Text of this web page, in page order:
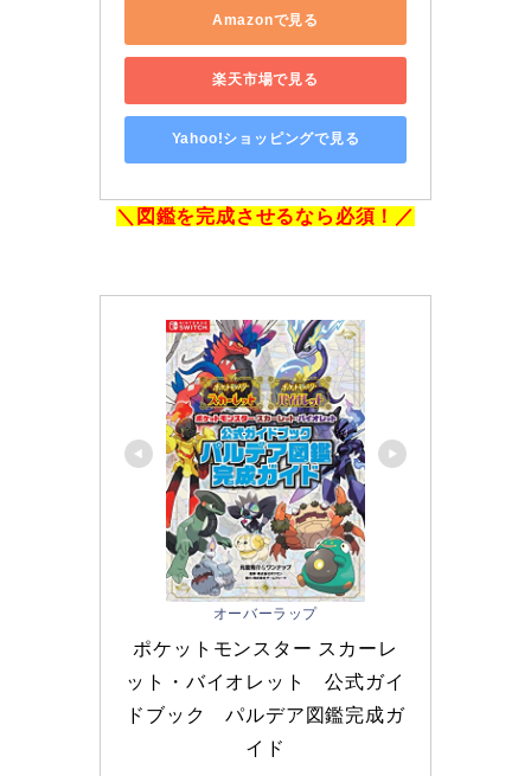
Amazonで見る
楽天市場で見る
Yahoo!ショッピングで見る
＼図鑑を完成させるなら必須！／
オーバーラップ
ポケットモンスター スカーレ
ット・バイオレット　公式ガイ
ドブック　パルデア図鑑完成ガ
イド